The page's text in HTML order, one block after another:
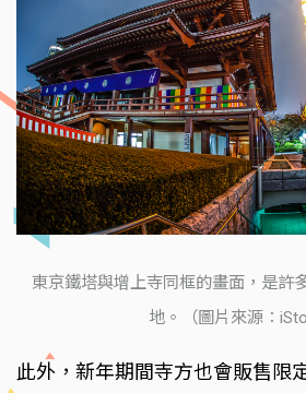
東京鐵塔與增上寺同框的畫面，是許
地。（圖片來源：
此外，新年期間寺方也會販售限